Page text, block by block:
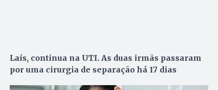
Laís, continua na UTI. As duas irmãs passaram
por uma cirurgia de separação há 17 dias